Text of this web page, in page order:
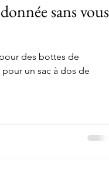
Journal de bordsans vous
des bottes de
un sac à dos de